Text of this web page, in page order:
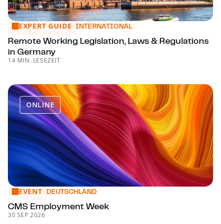
Remote Working Legislation, Laws & Regulations in
EXPERT GUIDE INTERNATIONAL
Remote Working Legislation, Laws & Regulations
in Germany
14 MIN. LESEZEIT
ONLINE
CMS Employment Week
EVENT DEUTSCHLAND
CMS Employment Week
30 SEP 2026